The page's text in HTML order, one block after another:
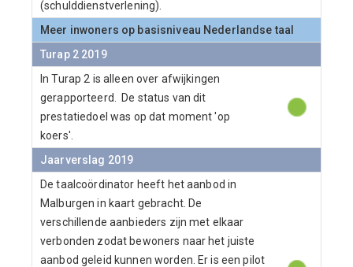
(schulddienstverlening).
Meer inwoners op basisniveau Nederlandse taal
Turap 2 2019
In Turap 2 is alleen over afwijkingen
gerapporteerd. De status van dit
prestatiedoel was op dat moment 'op
koers'.
Jaarverslag 2019
De taalcoördinator heeft het aanbod in
Malburgen in kaart gebracht. De
verschillende aanbieders zijn met elkaar
verbonden zodat bewoners naar het juiste
aanbod geleid kunnen worden. Er is een pilot